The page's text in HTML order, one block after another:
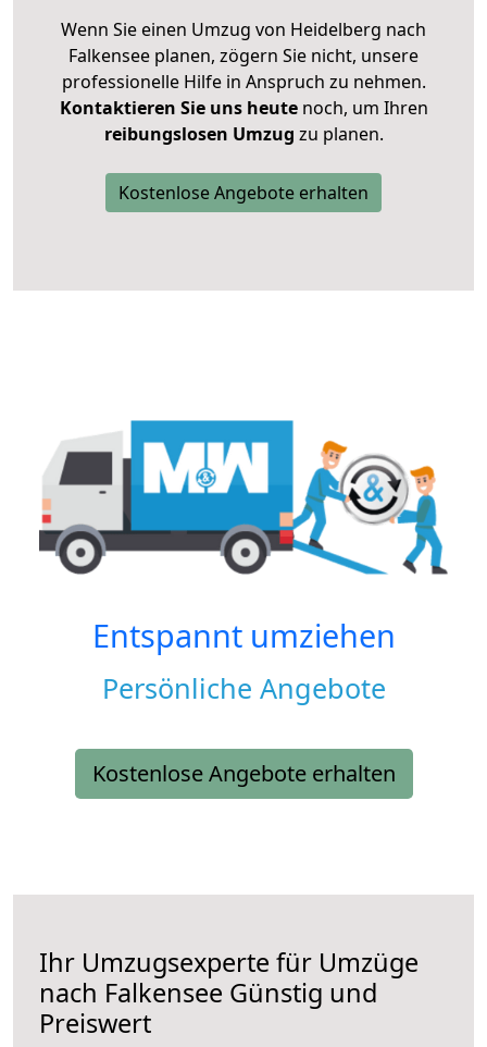
Wenn Sie einen Umzug von Heidelberg nach
Falkensee planen, zögern Sie nicht, unsere
professionelle Hilfe in Anspruch zu nehmen.
Kontaktieren Sie uns heutenoch, um Ihren
reibungslosen Umzug zu planen.
Kostenlose Angebote erhalten
Entspannt umziehen
Persönliche Angebote
Kostenlose Angebote erhalten
Ihr Umzugsexperte für Umzüge
nach Falkensee Günstig und
Preiswert